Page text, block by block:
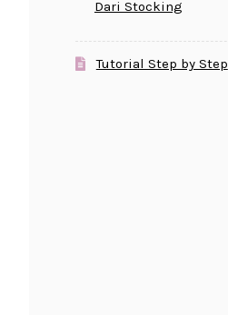
Dari Stocking
Tutorial Step by Step